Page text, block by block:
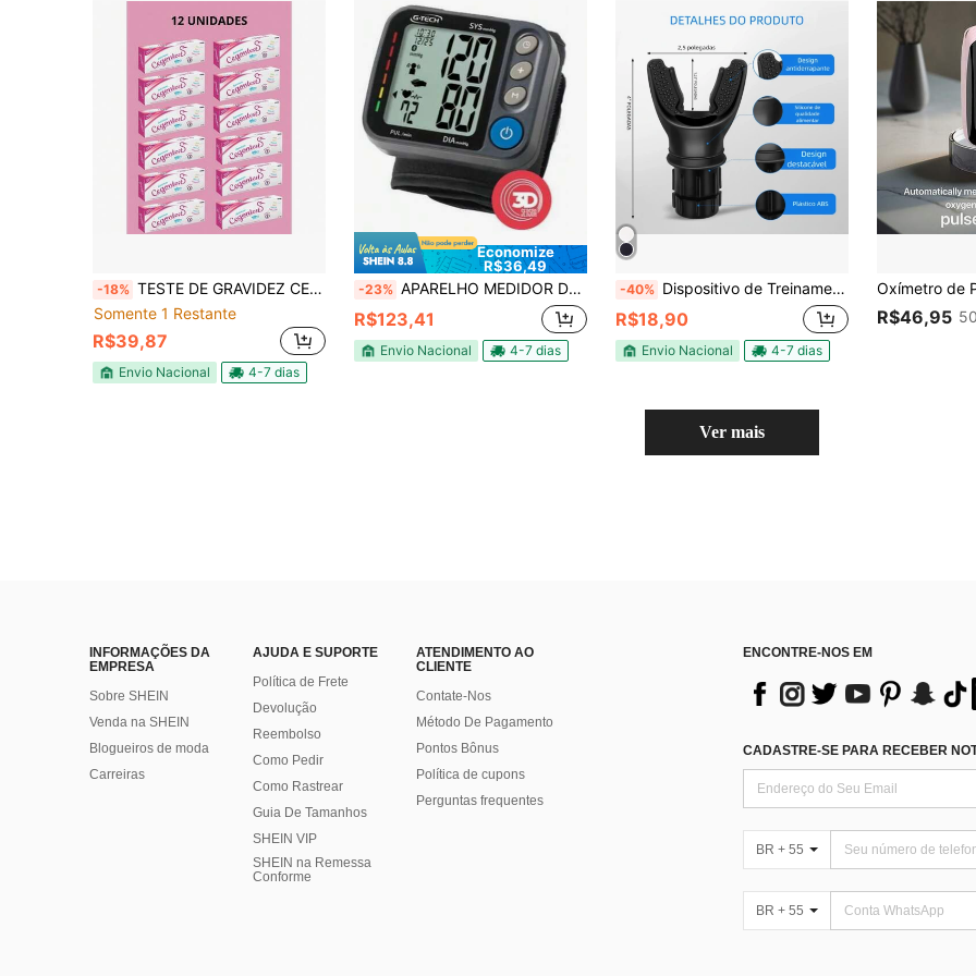
-18% TESTE DE GRAVIDEZ CEGONTEST C'12 UNIDADES
Somente 1 Restante
R$39,87
Envio Nacional 4-7 dias
Economize
R$36,49
-23% APARELHO MEDIDOR DE PRESSÃO ARTERIAL DIGITAL PULSO 3D Sensor G-Tech GP450
R$123,41
Envio Nacional 4-7 dias
-40% Dispositivo de Treinamento Respiratório para Treinamento de Altitude e Fitness Respiratório ao Ar Livre
R$18,90
Envio Nacional 4-7 dias
R$46,95
Ver mais
INFORMAÇÕES DA
EMPRESA
Sobre SHEIN
Venda na SHEIN
Blogueiros de moda
Carreiras
AJUDA E SUPORTE
Política de Frete
Devolução
Reembolso
Como Pedir
Como Rastrear
Guia De Tamanhos
SHEIN VIP
SHEIN na Remessa
Conforme
ATENDIMENTO AO
CLIENTE
Contate-Nos
Método De Pagamento
Pontos Bônus
Política de cupons
Perguntas frequentes
ENCONTRE-NOS EM
CADASTRE-SE PARA RECEBER
BR + 55
BR + 55